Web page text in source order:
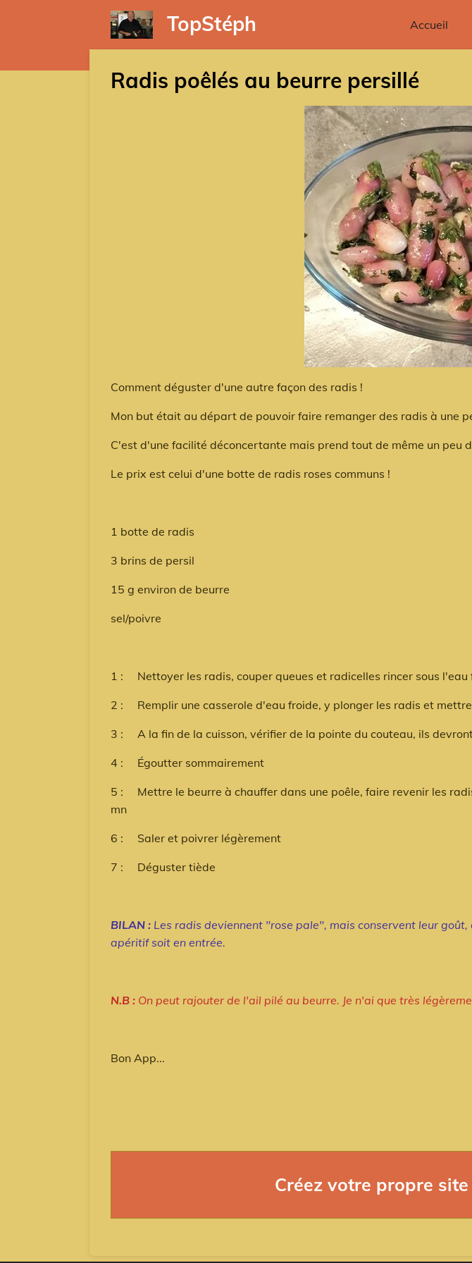
principal
TopStéph Accueil
Radis poêlés au beurre persillé
Comment déguster d'une autre façon des radis !
Mon but était au départ de pouvoir faire remanger des radis à une
C'est d'une facilité déconcertante mais prend tout de même un peu
Le prix est celui d'une botte de radis roses communs !
1 botte de radis
3 brins de persil
15 g environ de beurre
sel/poivre
1 : Nettoyer les radis, couper queues et radicelles rincer sous l'eau
2 : Remplir une casserole d'eau froide, y plonger les radis et
3 : A la fin de la cuisson, vérifier de la pointe du couteau, ils
4 : Égoutter sommairement
5 : Mettre le beurre à chauffer dans une poêle, faire revenir les
mn
6 : Saler et poivrer légèrement
7 : Déguster tiède
BILAN : Les radis deviennent "rose pale", mais conservent leur
apéritif soit en entrée.
N.B : On peut rajouter de l'ail pilé au beurre. Je n'ai que très
Bon App...
Créez votre propre